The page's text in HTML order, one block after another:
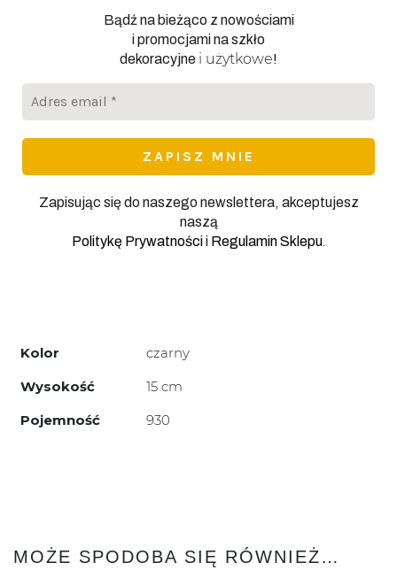
Bądź na bieżąco z nowościami
i promocjami na szkło
dekoracyjne i użytkowe!
Zapisując się do naszego newslettera, akceptujesz
naszą
Politykę Prywatnościi Regulamin Sklepu.
Kolor
czarny
Wysokość
15 cm
Pojemność
930
MOŻE SPODOBA SIĘ RÓWNIEŻ…